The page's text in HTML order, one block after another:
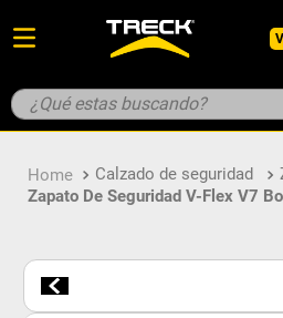
¿Qué estas buscando?
Calzado de seguridad
Zapato De Seguridad V-Flex V7
1. botin